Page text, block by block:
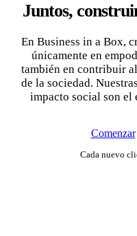
Juntos,
En Business in a Box,
únicamente en
también en contribuir
de la sociedad.
impacto social son el
Comenzar
Cada nuevo